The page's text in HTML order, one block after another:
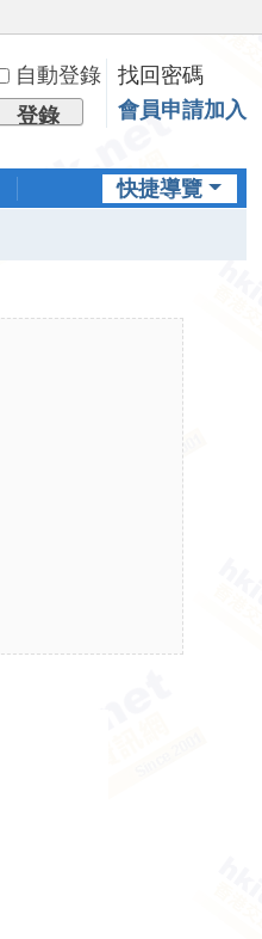
自動登錄
找回密碼
登錄 會員申請加入
快捷導覽